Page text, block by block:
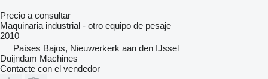
Precio a consultar
Maquinaria industrial - otro equipo de pesaje
2010
Países Bajos, Nieuwerkerk aan den IJssel
Duijndam Machines
Contacte con el vendedor